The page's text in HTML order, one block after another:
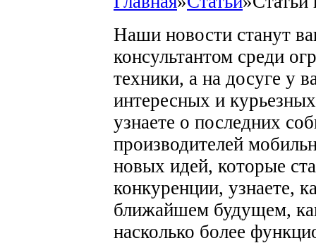
Наши новости станут
консультантом среди
техники, а на досуге у
интересных и
узнаете о последних
производителей
новых идей, которые
конкуренции, узнаете,
ближайшем будущем,
насколько более